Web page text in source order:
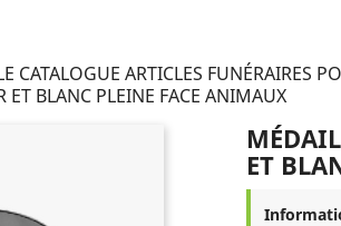
CATALOGUE ARTICLES FUNÉRAIRES
BLANC PLEINE FACE ANIMAUX
ET